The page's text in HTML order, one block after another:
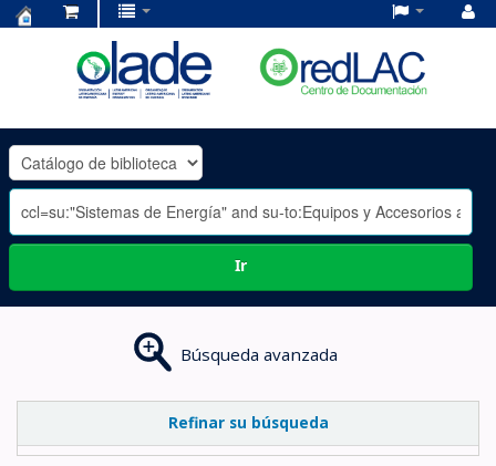
OLADE
-
Ir
Búsqueda avanzada
Refinar su búsqueda